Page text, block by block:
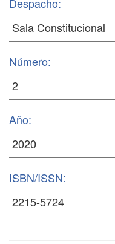
Número:
Año:
ISBN/ISSN: